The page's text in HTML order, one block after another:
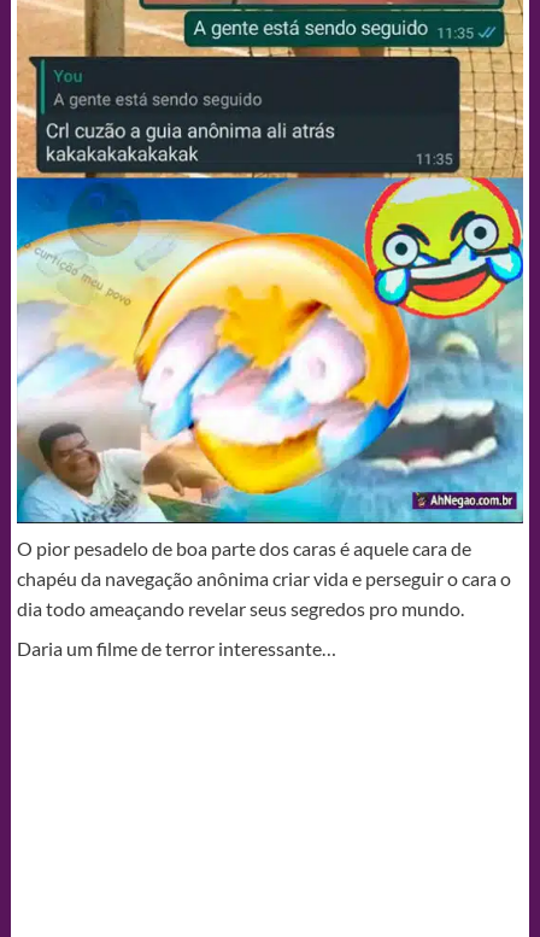
O pior pesadelo de boa parte dos caras é aquele cara de
chapéu da navegação anônima criar vida e perseguir o cara o
dia todo ameaçando revelar seus segredos pro mundo.
Daria um filme de terror interessante…